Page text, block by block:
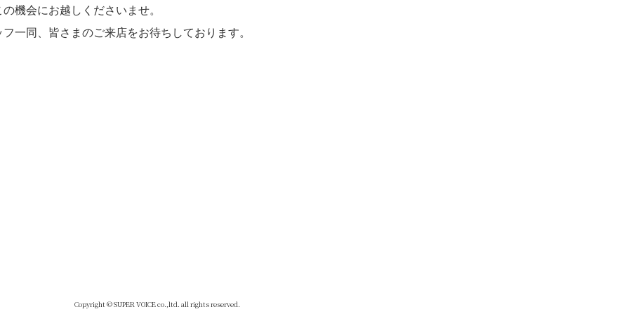
機会にお越しくださいませ。
フ一同、皆さまのご来店をお待ちしております。
Copyright © SUPER VOICE co.,ltd. all rights reserved.